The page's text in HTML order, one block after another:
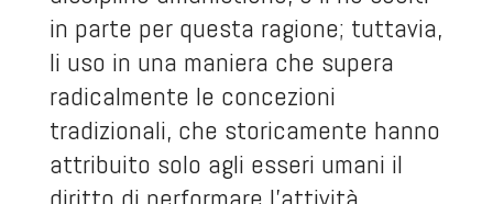
in parte per questa ragione; tuttavia,
li uso in una maniera che supera
radicalmente le concezioni
tradizionali, che storicamente hanno
attribuito solo agli esseri umani il